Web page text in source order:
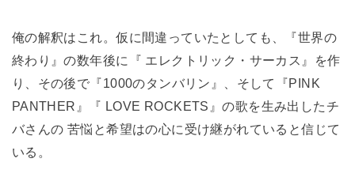
俺の解釈はこれ。仮に間違っていたとしても、『世界の
終わり』の数年後に『 エレクトリック・サーカス』を作
り、その後で『1000のタンバリン』、そして『PINK
PANTHER』『 LOVE ROCKETS』の歌を生み出したチ
バさんの 苦悩と希望はの心に受け継がれていると信じて
いる。